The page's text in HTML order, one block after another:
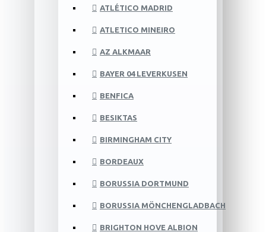
ATLÉTICO MADRID
ATLETICO MINEIRO
AZ ALKMAAR
BAYER 04 LEVERKUSEN
BENFICA
BESIKTAS
BIRMINGHAM CITY
BORDEAUX
BORUSSIA DORTMUND
BORUSSIA MÖNCHENGLADBACH
BRIGHTON HOVE ALBION